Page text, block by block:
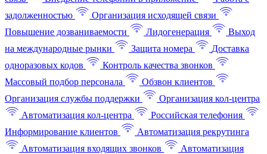
задолженностью
Организация исходящей связи
Повышение дозваниваемости
Лидогенерация
Выход
на международные рынки
Защита номера
Доставка
одноразовых кодов
Контроль качества звонков
Массовый подбор персонала
Обзвон клиентов
Организация службы поддержки
Организация кол-центра
Автоматизация кол-центра
Российская телефония
Информирование клиентов
Автоматизация рекрутинга
Автоматизация входящих звонков
Автоматизация